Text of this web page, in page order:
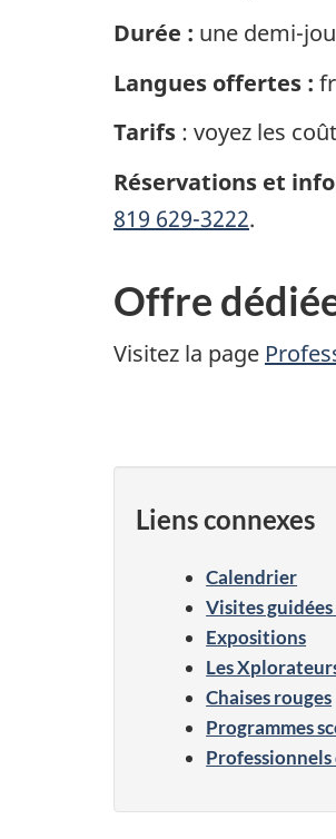
Durée : une demi-
Langues offertes :
Tarifs : voyez les
Réservations et
819 629-3222.
Offre
Visitez la page
Liens connexes
Calendrier
Visites
Expositions
Les
Chaises rouges
Programmes